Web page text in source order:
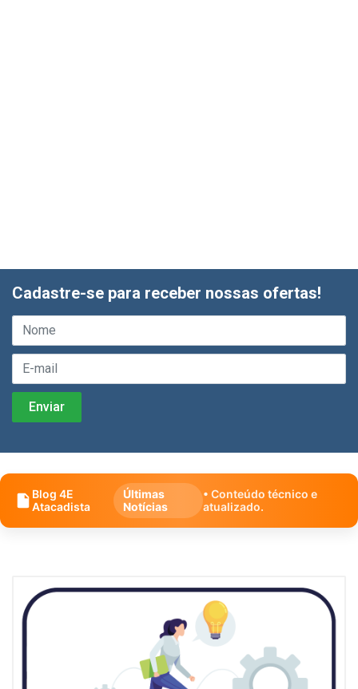
Cadastre-se para receber nossas ofertas!
Blog 4E
Atacadista
Últimas
Notícias
• Conteúdo técnico e
atualizado.